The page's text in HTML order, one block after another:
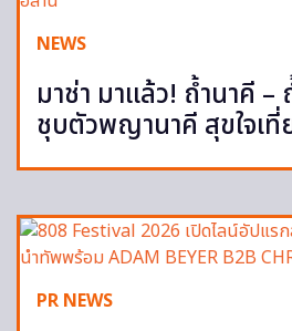
NEWS
มาช่า มาแล้ว! ถ้ำนาคี –
ชุบตัวพญานาคี สุขใจเที่
PR NEWS